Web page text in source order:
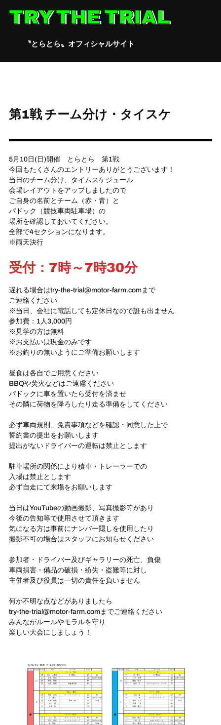
content
TRY THE TRIAL
〝とらとら〟オフィシャルサイト
第1戦 チーム分け・タイスケ
5月10日(日)開催 とらとら 第1戦
今回もたくさんのエントリーありがとうございます！
当日のチーム分け、タイムスケジュール
会場レイアウトをアップしましたので
ご自身の名前とチーム（赤・青）と
パドック（競技車両駐車場）の
場所を確認しておいてください。
全部で4セクションになります。
※雨天決行
受付：7時～7時30分
遅れる場合はtry-the-trial@motor-farm.comまで
ご連絡ください
※当日、会社に電話しても定休日なので誰も出ません
参加費：1人3,000円
※見学の方は無料
※お支払いは現金のみです
※お釣りの無いようにご準備お願いします
昼食は各自でご用意ください
BBQや焚火などはご遠慮ください
パドックに車を置いたら受付を済ませ
その隣に荷物を降ろしたり走る準備をしてください
必ず車両規則、免責事項などを確認・同意した上で
誓約書の提出をお願いします
提出がないドライバーの運転は禁止とします
駐車場所の関係により積車・トレーラーでの
入場は禁止とします
必ず自走にて来場をお願いします
当日はYouTubeの動画撮影、写真撮影等があり
今後の告知等で使用させて頂きます
気になる方は事前にナンバー隠しを使用したり
撮影不可の場合はスタッフにお知らせください
参加者・ドライバー及びギャラリーの死亡、負傷
車両損害・備品の破損・紛失・盗難等に対し
主催者及び役員は一切の責任を負いません
何か不明な点などがありましたら
try-the-trial@motor-farm.comまでご連絡ください
みんながルールやモラルを守り
楽しい大会にしましょう！